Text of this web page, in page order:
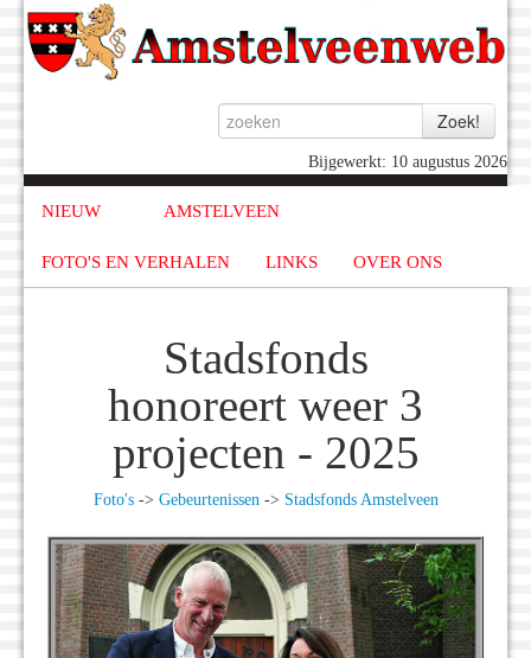
Bijgewerkt: 10 augustus 2026
NIEUW AMSTELVEEN
FOTO'S EN VERHALEN LINKS OVER ONS
Stadsfonds
honoreert weer 3
projecten - 2025
Foto's-> Gebeurtenissen-> Stadsfonds Amstelveen